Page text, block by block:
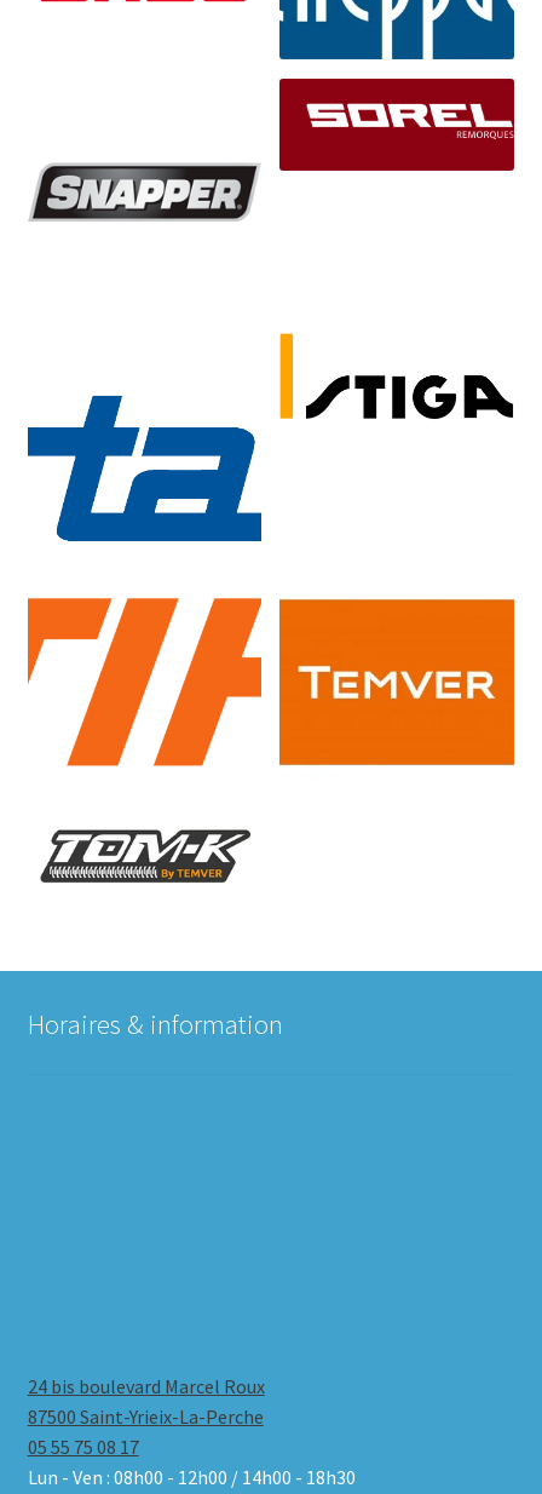
Horaires & information
24 bis boulevard Marcel Roux
87500 Saint-Yrieix-La-Perche
05 55 75 08 17
Lun - Ven : 08h00 - 12h00 / 14h00 - 18h30